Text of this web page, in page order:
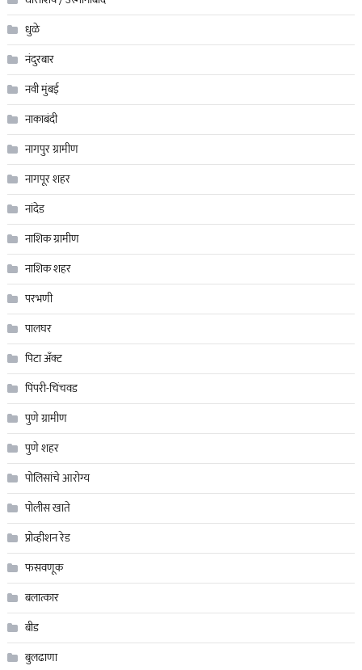
धुळे
नंदुरबार
नवी मुंबई
नाकाबंदी
नागपुर ग्रामीण
नागपूर शहर
नांदेड
नाशिक ग्रामीण
नाशिक शहर
परभणी
पालघर
पिटा अँक्ट
पिंपरी-चिंचवड
पुणे ग्रामीण
पुणे शहर
पोलिसांचे आरोग्य
पोलीस खाते
प्रोव्हीशन रेड
फसवणूक
बलात्कार
बीड
बुलढाणा